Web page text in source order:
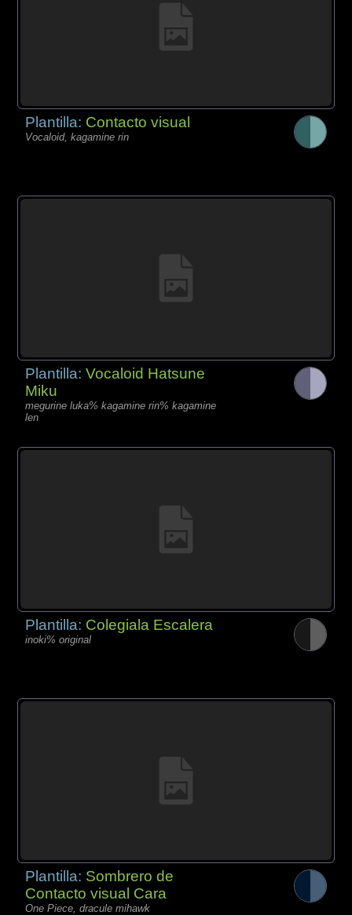
Plantilla: Contacto visual
Vocaloid, kagamine rin
Plantilla:Vocaloid Hatsune
Miku
megurine luka% kagamine rin% kagamine
len
Plantilla: Colegiala Escalera
inoki% original
Plantilla: Sombrero de
Contacto visual Cara
One Piece, dracule mihawk